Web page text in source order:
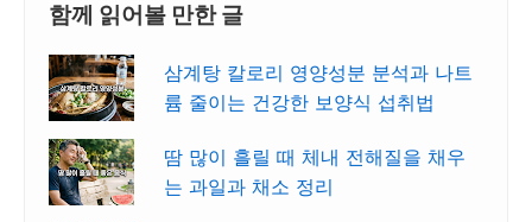
함께 읽어볼 만한 글
삼계탕 칼로리 영양성분 분석과 나트
륨 줄이는 건강한 보양식 섭취법
땀 많이 흘릴 때 체내 전해질을 채우
는 과일과 채소 정리